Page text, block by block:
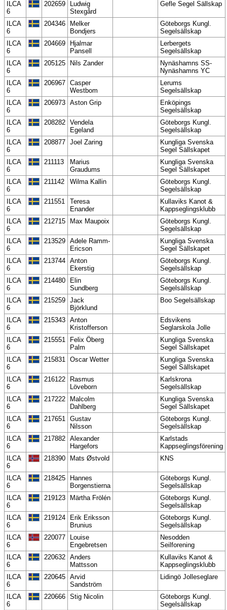
ILCA
6
202659
Ludwig
Stexgård
Gefle Segel Sällskap
ILCA
6
204346
Melker
Bondjers
Göteborgs Kungl.
Segelsällskap
ILCA
6
204669
Hjalmar
Pansell
Lerbergets
Segelsällskap
ILCA
6
205125 Nils Zander
Nynäshamns SS-
Nynäshamns YC
ILCA
6
206967 Casper
Westbom
Lerums
Segelsällskap
ILCA
6
206973 Aston Grip
Enköpings
Segelsällskap
ILCA
6
208282 Vendela
Egeland
Göteborgs Kungl.
Segelsällskap
ILCA
6
208877 Joel Zaring
Kungliga Svenska
Segel Sällskapet
ILCA
6
211113
Marius
Graudums
Kungliga Svenska
Segel Sällskapet
ILCA
6
211142 Wilma Kallin
Göteborgs Kungl.
Segelsällskap
ILCA
6
211551
Teresa
Enander
Kullaviks Kanot &
Kappseglingsklubb
ILCA
6
212715 Max Maupoix
Göteborgs Kungl.
Segelsällskap
ILCA
6
213529 Adele Ramm-
Ericson
Kungliga Svenska
Segel Sällskapet
ILCA
6
213744 Anton
Ekerstig
Göteborgs Kungl.
Segelsällskap
ILCA
6
214480
Elin
Sundberg
Göteborgs Kungl.
Segelsällskap
ILCA
6
215259 Jack
Björklund
Boo Segelsällskap
ILCA
6
215343 Anton
Kristofferson
Edsvikens
Seglarskola Jolle
ILCA
6
215551
Felix Öberg
Palm
Kungliga Svenska
Segel Sällskapet
ILCA
6
215831 Oscar Wetter
Kungliga Svenska
Segel Sällskapet
ILCA
6
216122
Rasmus
Löveborn
Karlskrona
Segelsällskap
ILCA
6
217222
Malcolm
Dahlberg
Kungliga Svenska
Segel Sällskapet
ILCA
6
217651 Gustav
Nilsson
Göteborgs Kungl.
Segelsällskap
ILCA
6
217882 Alexander
Hargefors
Karlstads
Kappseglingsförening
ILCA
6
218390 Mats Østvold KNS
ILCA
6
218425
Hannes
Borgenstierna
Göteborgs Kungl.
Segelsällskap
ILCA
6
219123 Märtha Frölén
Göteborgs Kungl.
Segelsällskap
ILCA
6
219124
Erik Eriksson
Brunius
Göteborgs Kungl.
Segelsällskap
ILCA
6
220077
Louise
Engebretsen
Nesodden
Seilforening
ILCA
6
220632 Anders
Mattsson
Kullaviks Kanot &
Kappseglingsklubb
ILCA
6
220645 Arvid
Sandström
Lidingö Jolleseglare
ILCA
6
220666 Stig Nicolin
Göteborgs Kungl.
Segelsällskap